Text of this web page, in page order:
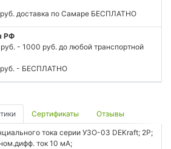
доставка по Самаре БЕСПЛАТНО
РФ
- 1000 руб. до любой транспортной
руб. - БЕСПЛАТНО
Сертификаты Отзывы
тока серии УЗО-03 DEKraft; 2P;
ток 10 мА;